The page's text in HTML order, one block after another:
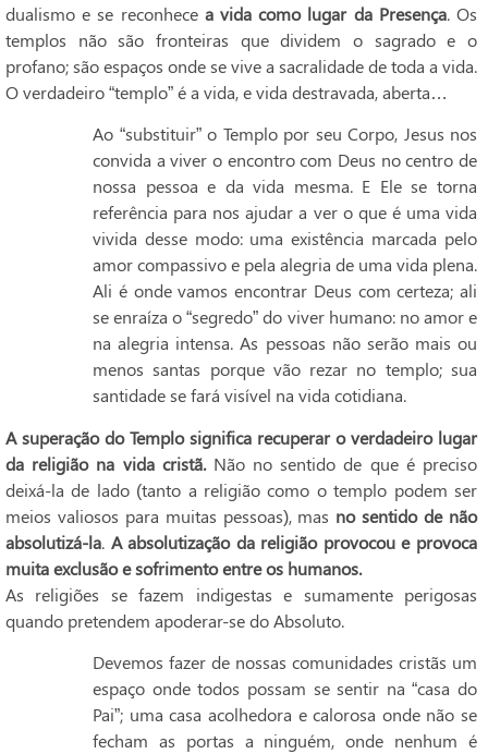
dualismo e se reconhece a vida como lugar da Presença. Os
templos não são fronteiras que dividem o sagrado e o
profano; são espaços onde se vive a sacralidade de toda a vida.
O verdadeiro “templo” é a vida, e vida destravada, aberta…
Ao “substituir” o Templo por seu Corpo, Jesus nos
convida a viver o encontro com Deus no centro de
nossa pessoa e da vida mesma. E Ele se torna
referência para nos ajudar a ver o que é uma vida
vivida desse modo: uma existência marcada pelo
amor compassivo e pela alegria de uma vida plena.
Ali é onde vamos encontrar Deus com certeza; ali
se enraíza o “segredo” do viver humano: no amor e
na alegria intensa. As pessoas não serão mais ou
menos santas porque vão rezar no templo; sua
santidade se fará visível na vida cotidiana.
A superação do Templo significa recuperar o verdadeiro lugar
da religião na vida cristã.Não no sentido de que é preciso
deixá-la de lado (tanto a religião como o templo podem ser
meios valiosos para muitas pessoas), mas no sentido de não
absolutizá-la. A absolutização da religião provocou e provoca
muita exclusão e sofrimento entre os humanos.
As religiões se fazem indigestas e sumamente perigosas
quando pretendem apoderar-se do Absoluto.
Devemos fazer de nossas comunidades cristãs um
espaço onde todos possam se sentir na “casa do
Pai”; uma casa acolhedora e calorosa onde não se
fecham as portas a ninguém, onde nenhum é